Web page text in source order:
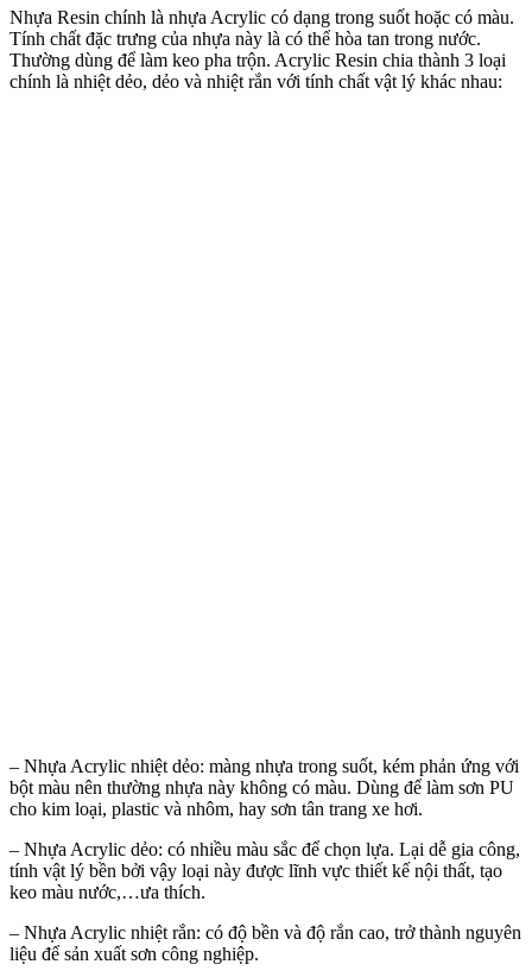
Nhựa Resin chính là nhựa Acrylic có dạng trong suốt hoặc có màu.
Tính chất đặc trưng của nhựa này là có thể hòa tan trong nước.
Thường dùng để làm keo pha trộn. Acrylic Resin chia thành 3 loại
chính là nhiệt dẻo, dẻo và nhiệt rắn với tính chất vật lý khác nhau:
– Nhựa Acrylic nhiệt dẻo: màng nhựa trong suốt, kém phản ứng với
bột màu nên thường nhựa này không có màu. Dùng để làm sơn PU
cho kim loại, plastic và nhôm, hay sơn tân trang xe hơi.
– Nhựa Acrylic dẻo: có nhiều màu sắc để chọn lựa. Lại dễ gia công,
tính vật lý bền bởi vậy loại này được lĩnh vực thiết kế nội thất, tạo
keo màu nước,…ưa thích.
– Nhựa Acrylic nhiệt rắn: có độ bền và độ rắn cao, trở thành nguyên
liệu để sản xuất sơn công nghiệp.